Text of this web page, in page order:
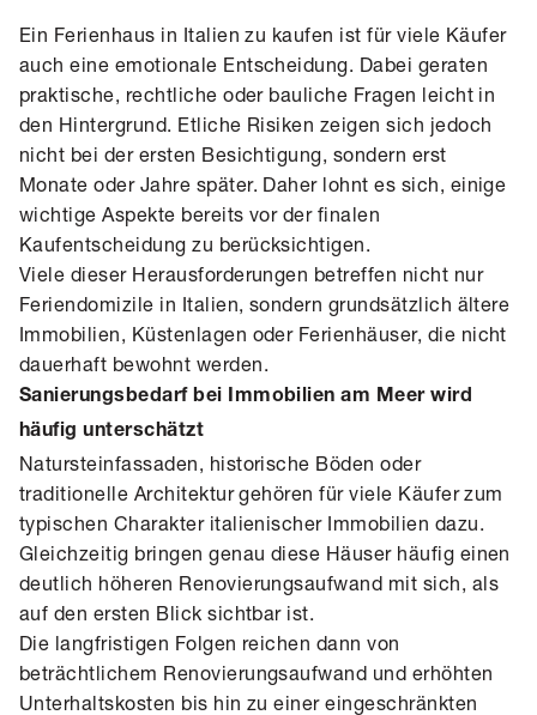
Ein Ferienhaus in Italien zu kaufen ist für viele Käufer
auch eine emotionale Entscheidung. Dabei geraten
praktische, rechtliche oder bauliche Fragen leicht in
den Hintergrund. Etliche Risiken zeigen sich jedoch
nicht bei der ersten Besichtigung, sondern erst
Monate oder Jahre später. Daher lohnt es sich, einige
wichtige Aspekte bereits vor der finalen
Kaufentscheidung zu berücksichtigen.
Viele dieser Herausforderungen betreffen nicht nur
Feriendomizile in Italien, sondern grundsätzlich ältere
Immobilien, Küstenlagen oder Ferienhäuser, die nicht
dauerhaft bewohnt werden.
Sanierungsbedarf bei Immobilien am Meer wird
häufig unterschätzt
Natursteinfassaden, historische Böden oder
traditionelle Architektur gehören für viele Käufer zum
typischen Charakter italienischer Immobilien dazu.
Gleichzeitig bringen genau diese Häuser häufig einen
deutlich höheren Renovierungsaufwand mit sich, als
auf den ersten Blick sichtbar ist.
Die langfristigen Folgen reichen dann von
beträchtlichem Renovierungsaufwand und erhöhten
Unterhaltskosten bis hin zu einer eingeschränkten